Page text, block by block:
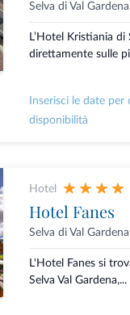
Selva di Val Gardena
L’Hotel Kristiania di
direttamente sulle
Inserisci le date per
disponibilità
Hotel
Hotel Fanes
Selva di Val Gardena
L'Hotel Fanes si
Selva Val Gardena,...